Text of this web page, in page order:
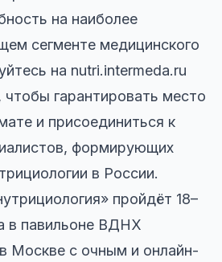
на наиболее
сегменте медицинского
на nutri.intermeda.ru
чтобы гарантировать место
и присоединиться к
формирующих
в России.
пройдёт 18–
в павильоне ВДНХ
Москве с очным и онлайн-